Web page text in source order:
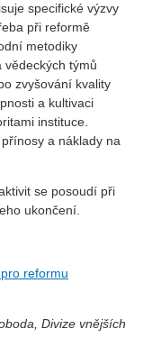
specifické výzvy
při reformě
metodiky
týmů
zvyšování kvality
a kultivaci
instituce.
a náklady na
se posoudí při
ukončení.
reformu
Divize vnějších